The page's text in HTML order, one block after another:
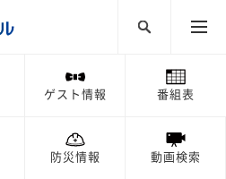
ゲスト情報 番組表
防災情報 動画検索